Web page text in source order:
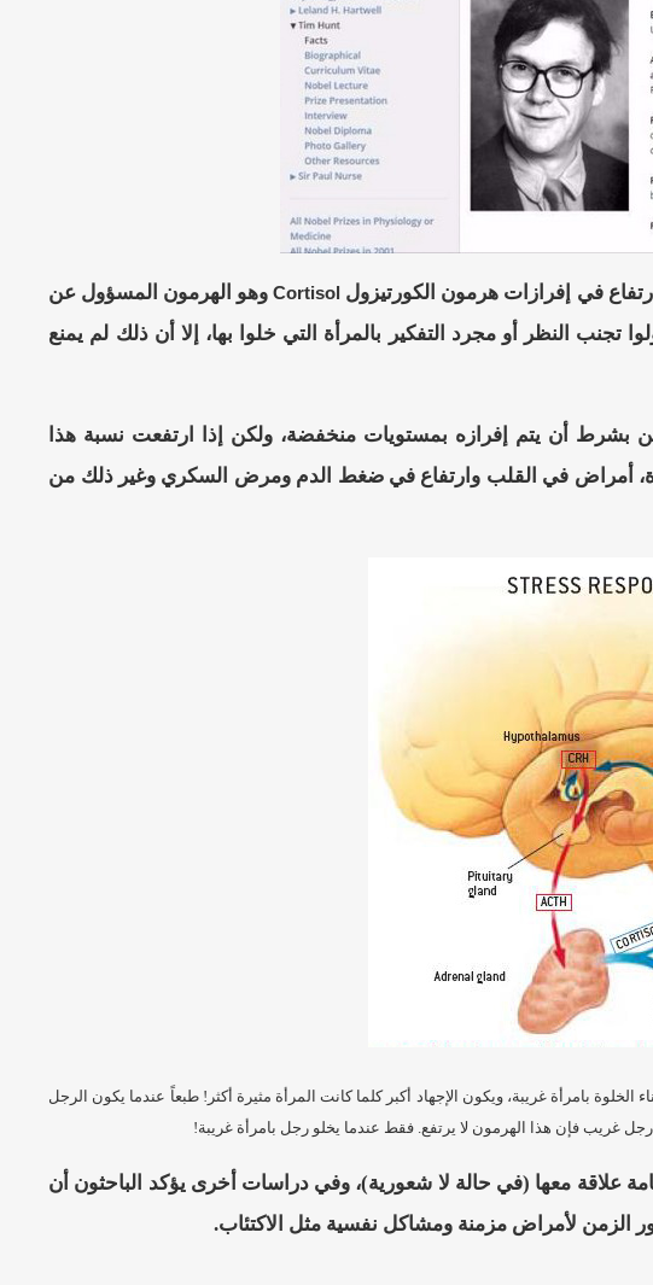
في إفرازات هرمون الكورتيزول Cortisolوهو الهرمون المسؤول عن
النظر أو مجرد التفكير بالمرأة التي خلوا بها، إلا أن ذلك لم يمنع
بشرط أن يتم إفرازه بمستويات منخفضة، ولكن إذا ارتفعت نسبة هذا
أمراض في القلب وارتفاع في ضغط الدم ومرض السكري وغير ذلك من
بامرأة غريبة، ويكون الإجهاد أكبر كلما كانت المرأة مثيرة أكثر! طبعاً عندما يكون الرجل
غريب فإن هذا الهرمون لا يرتفع. فقط عندما يخلو رجل بامرأة غريبة!
علاقة معها (في حالة لا شعورية)، وفي دراسات أخرى يؤكد الباحثون أن
الزمن لأمراض مزمنة ومشاكل نفسية مثل الاكتئاب.